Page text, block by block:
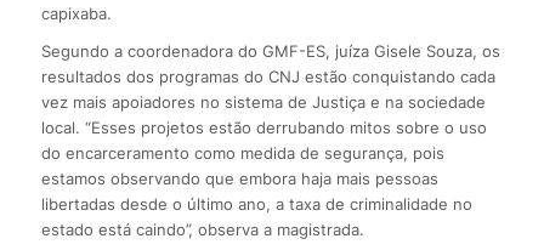
capixaba.
Segundo a coordenadora do GMF-ES, juíza Gisele Souza, os
resultados dos programas do CNJ estão conquistando cada
vez mais apoiadores no sistema de Justiça e na sociedade
local. “Esses projetos estão derrubando mitos sobre o uso
do encarceramento como medida de segurança, pois
estamos observando que embora haja mais pessoas
libertadas desde o último ano, a taxa de criminalidade no
estado está caindo”, observa a magistrada.